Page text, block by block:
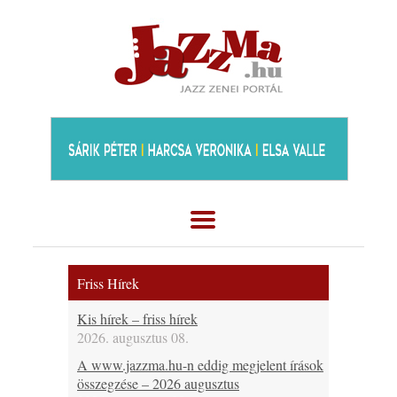
Friss Hírek
Kis hírek – friss hírek
2026. augusztus 08.
A www.jazzma.hu-n eddig megjelent írások
összegzése – 2026 augusztus